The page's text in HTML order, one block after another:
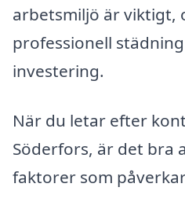
arbetsmiljö är viktigt,
professionell
investering.
När du letar efter
Söderfors, är det bra
faktorer som